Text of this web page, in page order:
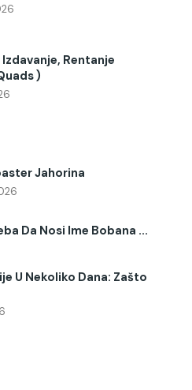
Rentanje
)
Jahorina
Da Nosi Ime Bobana ...
U Nekoliko Dana: Zašto